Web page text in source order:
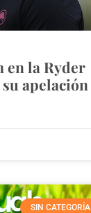
en la Ryder
apelación
SIN CATEGORÍA